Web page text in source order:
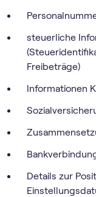
steuerliche
Freibeträge)
Informationen
Details zur